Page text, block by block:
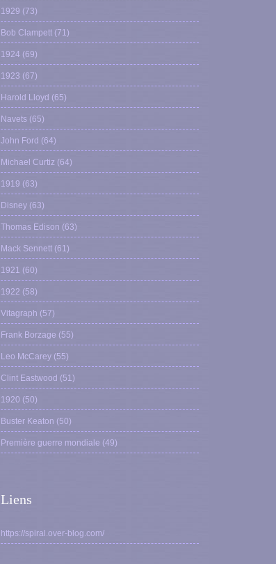
1929 (73)
Bob Clampett (71)
1924 (69)
1923 (67)
Harold Lloyd (65)
Navets (65)
John Ford (64)
Michael Curtiz (64)
1919 (63)
Disney (63)
Thomas Edison (63)
Mack Sennett (61)
1921 (60)
1922 (58)
Vitagraph (57)
Frank Borzage (55)
Leo McCarey (55)
Clint Eastwood (51)
1920 (50)
Buster Keaton (50)
Première guerre mondiale (49)
Liens
https://spiral.over-blog.com/